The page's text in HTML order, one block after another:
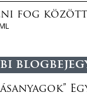
fog